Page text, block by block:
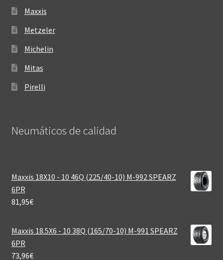
Maxxis
Metzeler
Michelin
Mitas
Pirelli
Neumáticos de calidad‎
Maxxis 18X10 - 10 46Q (225/40-10) M-992 SPEARZ
6PR
81,95€
Maxxis 18.5X6 - 10 38Q (165/70-10) M-991 SPEARZ
6PR
73,96€